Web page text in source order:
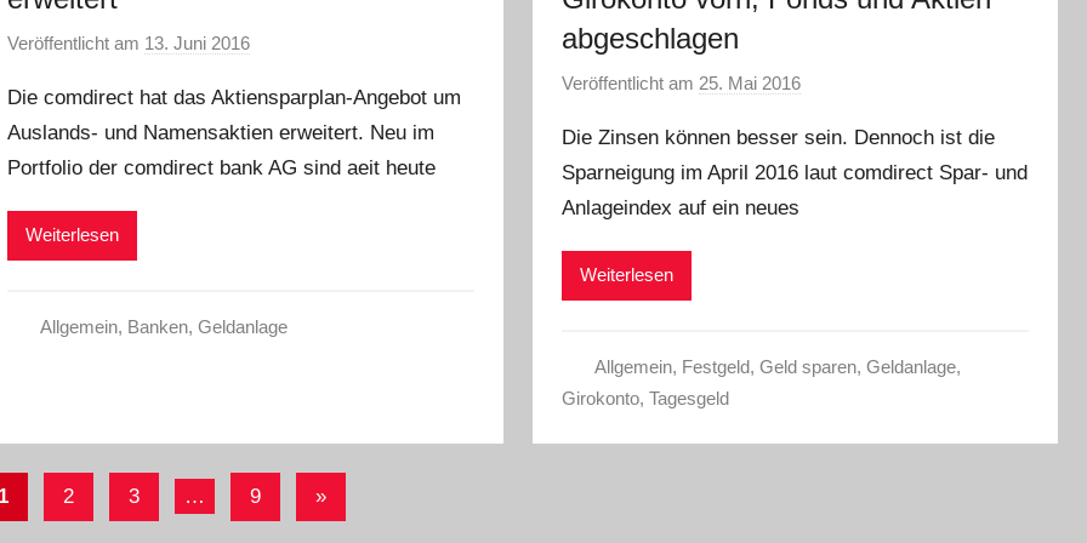
Veröffentlicht am 13. Juni 2016v
n
C
W
Die comdirect hat das Aktiensparplan-Angebot um
Auslands- und Namensaktien erweitert. Neu im
Portfolio der comdirect bank AG sind aeit heute
Weiterlesen
Allgemein, Banken,Geldanlage
abgeschlagen
Veröffentlicht am 25. Mai 2016v
n
C
Die Zinsen können besser sein. Dennoch ist die
Sparneigung im April 2016 laut comdirect Spar- und
Anlageindex auf ein neues
Weiterlesen
Allgemein, Festgeld,Geld sparen,Geldanlage,
Girokonto, Tagesgeld
2 3 … 9
Nächste
»